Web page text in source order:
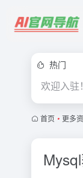
热门
欢迎入驻！
首页 • 更多